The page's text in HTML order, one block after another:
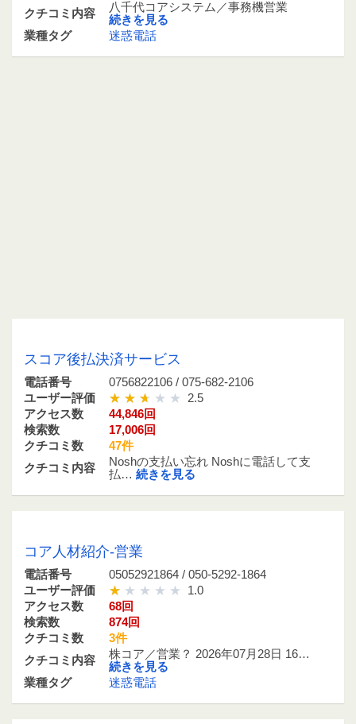
クチコミ内容
八千代コアシステム／事務機営業
続きを見る
業種タグ
迷惑電話
スコア後払決済サービス
電話番号
0756822106 / 075-682-2106
ユーザー評価
2.5
アクセス数
44,846回
検索数
17,006回
クチコミ数
47件
クチコミ内容
Noshの支払い忘れ Noshに電話して支
払… 続きを見る
コア人材紹介-営業
電話番号
05052921864 / 050-5292-1864
ユーザー評価
1.0
アクセス数
68回
検索数
874回
クチコミ数
3件
クチコミ内容
株コア／営業？ 2026年07月28日 16…
続きを見る
業種タグ
迷惑電話